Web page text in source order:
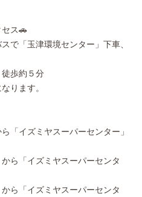
セス🚗
で「玉津環境センター」下車、
徒歩約５分
ります。
「イズミヤスーパーセンター」
ら「イズミヤスーパーセンタ
ら「イズミヤスーパーセンタ